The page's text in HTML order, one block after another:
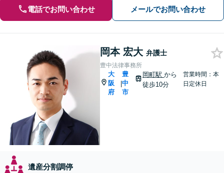
電話でお問い合わせ メールでお問い合わせ
岡本 宏大 弁護士
豊中法律事務所
大
阪
府
|
豊
中
市
岡町駅 から
徒歩10分
営業時間：本
日定休日
遺産分割調停